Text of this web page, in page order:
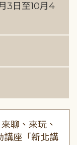
3日至10月4
聊、來玩、
講座「新北講